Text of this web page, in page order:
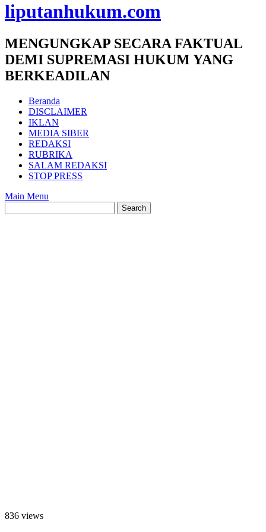
liputanhukum.com
MENGUNGKAP SECARA FAKTUAL
DEMI SUPREMASI HUKUM YANG
BERKEADILAN
Beranda
DISCLAIMER
IKLAN
MEDIA SIBER
REDAKSI
RUBRIKA
SALAM REDAKSI
STOP PRESS
Main Menu
836 views